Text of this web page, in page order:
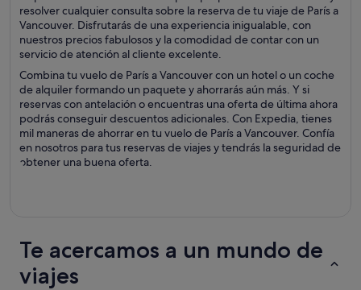
resolver cualquier consulta sobre la reserva de tu viaje de París a
Vancouver. Disfrutarás de una experiencia inigualable, con
nuestros precios fabulosos y la comodidad de contar con un
servicio de atención al cliente excelente.
Combina tu vuelo de París a Vancouver con un hotel o un coche
de alquiler formando un paquete y ahorrarás aún más. Y si
reservas con antelación o encuentras una oferta de última ahora
podrás conseguir descuentos adicionales. Con Expedia, tienes
mil maneras de ahorrar en tu vuelo de París a Vancouver. Confía
en nosotros para tus reservas de viajes y tendrás la seguridad de
obtener una buena oferta.
Te acercamos a un mundo de
viajes